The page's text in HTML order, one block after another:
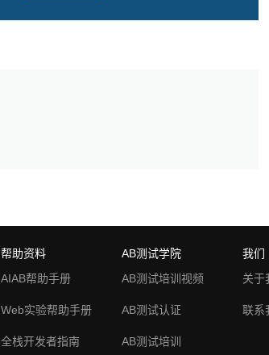
帮助资料
AIAB帮助手册
Web实验帮助手册
全栈开发者指南
AB测试学院
AB测试培训视频
AB测试认证
AB测试培训
我们
关于
联系